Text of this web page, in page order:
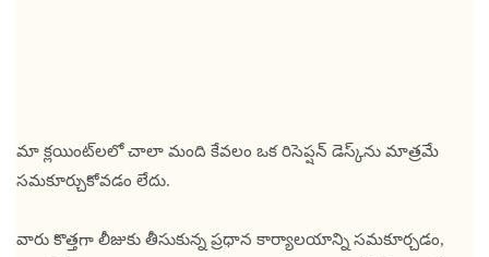
మా క్లయింట్‌లలో చాలా మంది కేవలం ఒక రిసెప్షన్ డెస్క్‌ను మాత్రమే
సమకూర్చుకోవడం లేదు.
వారు కొత్తగా లీజుకు తీసుకున్న ప్రధాన కార్యాలయాన్ని సమకూర్చడం,